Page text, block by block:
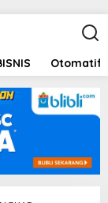
Otomatif